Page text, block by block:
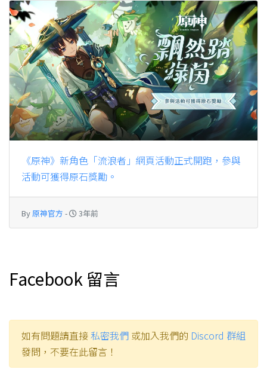
《原神》新角色「流浪者」網頁活動正式開跑，參與
活動可獲得原石獎勵。
By 原神官方 - 3年前
Facebook 留言
如有問題請直接私密我們 或加入我們的 Discord 群組
發問，不要在此留言！